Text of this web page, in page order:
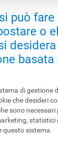
può fare
o
basata
di gestione
che desideri
sono
statistici
questo sistema.